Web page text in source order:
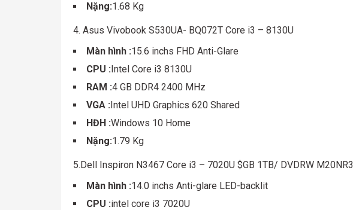
Nặng:1.68 Kg
4. Asus Vivobook S530UA- BQ072T Core i3 – 8130U
Màn hình :15.6 inchs FHD Anti-Glare
CPU :Intel Core i3 8130U
RAM :4 GB DDR4 2400 MHz
VGA :Intel UHD Graphics 620 Shared
HĐH :Windows 10 Home
Nặng:1.79 Kg
5.Dell Inspiron N3467 Core i3 – 7020U $GB 1TB/ DVDRW M20NR3
Màn hình :14.0 inchs Anti-glare LED-backlit
CPU :intel core i3 7020U